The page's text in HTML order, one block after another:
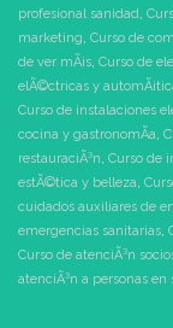
profesional sanidad,
marketing, Curso de
de ver mÃ¡s, Curso de
elÃ©ctricas y
Curso de instalaciones
cocina y gastronomÃ­a,
restauraciÃ³n, Curso de
estÃ©tica y belleza,
cuidados auxiliares de
emergencias sanitarias,
Curso de atenciÃ³n
atenciÃ³n a personas